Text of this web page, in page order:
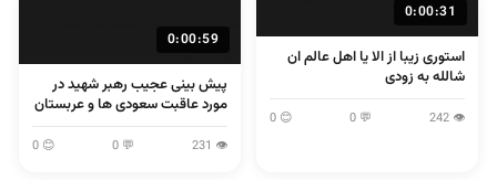
0:00:31
استوری زیبا از الا یا اهل عالم ان
شالله به زودی
👁 242
💬 0
😊 0
0:00:59
پیش بینی عجیب رهبر شهید در
مورد عاقبت سعودی ها و عربستان
👁 231
💬 0
😊 0